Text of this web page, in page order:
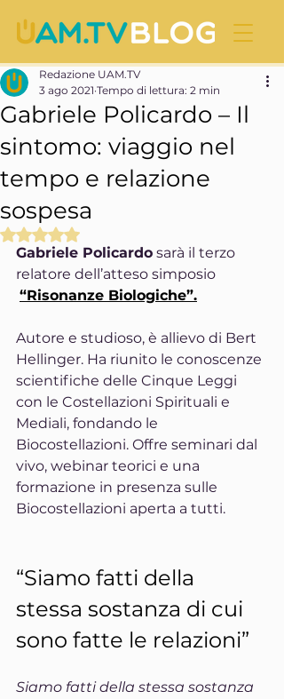
Gabriele Policardo – Il
sintomo: viaggio nel
tempo e relazione
sospesa
Redazione UAM.TV
3 ago 2021 Tempo di lettura: 2 min
Valutazione NaN stelle su 5.
Gabriele Policardo sarà il terzo
relatore dell’atteso simposio
“Risonanze Biologiche”.
Autore e studioso, è allievo di Bert
Hellinger. Ha riunito le conoscenze
scientifiche delle Cinque Leggi
con le Costellazioni Spirituali e
Mediali, fondando le
Biocostellazioni. Offre seminari dal
vivo, webinar teorici e una
formazione in presenza sulle
Biocostellazioni aperta a tutti.
“Siamo fatti della
stessa sostanza di cui
sono fatte le relazioni”
Siamo fatti della stessa sostanza